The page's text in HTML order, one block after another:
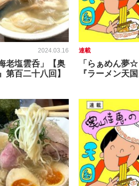
2024.03.16
老塩雲呑」【奥
第百二十八回】
連載
「らぁめん夢
『ラーメン天